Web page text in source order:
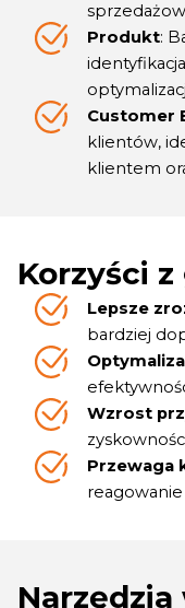
Produkt:
Customer
klientów,
klientem
Korzyści
Lepsze
bardziej
Wzrost
Przewaga